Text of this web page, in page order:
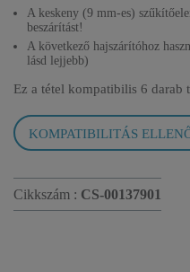
A keskeny (9 mm-es)
beszárítást!
A következő hajszárítóhoz
lásd lejjebb)
Ez a tétel kompatibilis 6 darab
KOMPATIBILITÁS
Cikkszám : CS-00137901